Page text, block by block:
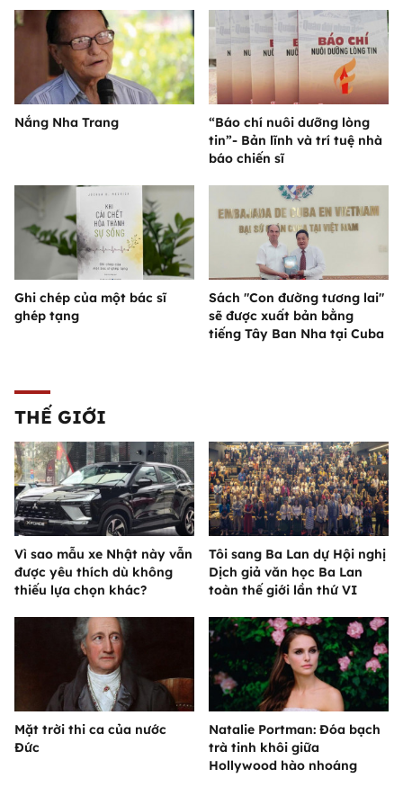
Nắng Nha Trang
“Báo chí nuôi dưỡng lòng
tin”- Bản lĩnh và trí tuệ nhà
báo chiến sĩ
Ghi chép của một bác sĩ
ghép tạng
Sách "Con đường tương lai"
sẽ được xuất bản bằng
tiếng Tây Ban Nha tại Cuba
THẾ GIỚI
Vì sao mẫu xe Nhật này vẫn
được yêu thích dù không
thiếu lựa chọn khác?
Tôi sang Ba Lan dự Hội nghị
Dịch giả văn học Ba Lan
toàn thế giới lần thứ VI
Mặt trời thi ca của nước
Đức
Natalie Portman: Đóa bạch
trà tinh khôi giữa
Hollywood hào nhoáng